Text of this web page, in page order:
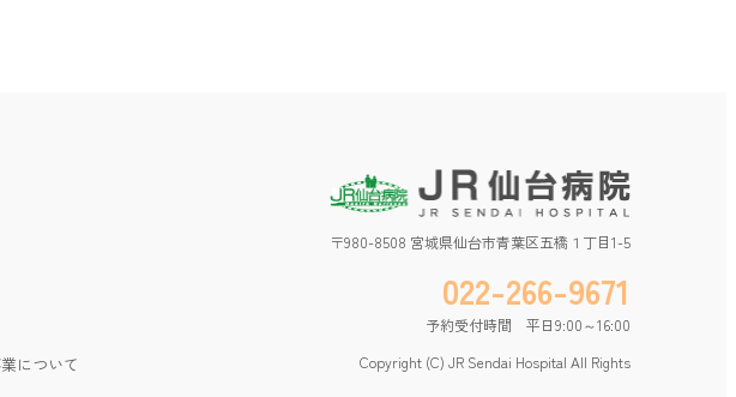
について
〒980-8508 宮城県仙台市青葉区五橋１丁目1-5
022-266-9671
予約受付時間 平日9:00～16:00
Copyright (C) JR Sendai Hospital All Rights